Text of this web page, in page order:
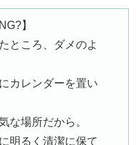
】
ところ、ダメのよ
カレンダーを置い
な場所だから。
明るく清潔に保て